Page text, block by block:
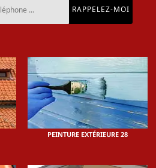
PEINTURE EXTÉRIEURE 28